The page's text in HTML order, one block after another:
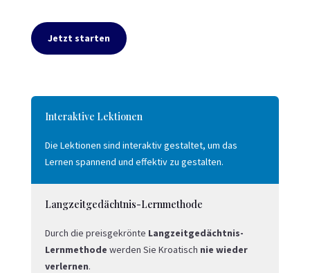
Jetzt starten
Interaktive Lektionen
Die Lektionen sind interaktiv gestaltet, um das
Lernen spannend und effektiv zu gestalten.
Langzeit­gedächtnis-Lernmethode
Durch die preisgekrönte Langzeit­gedächtnis-
Lernmethode werden Sie Kroatisch nie wieder
verlernen.